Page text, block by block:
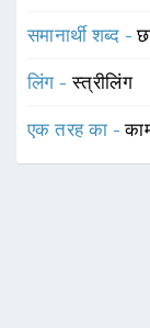
समानार्थी शब्द -
लिंग -स्त्रीलिंग
एक तरह का -